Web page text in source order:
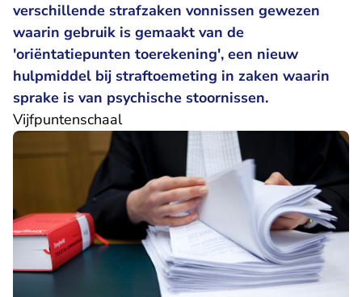
verschillende strafzaken vonnissen gewezen
waarin gebruik is gemaakt van de
'oriëntatiepunten toerekening', een nieuw
hulpmiddel bij straftoemeting in zaken - U verlaat
waarin
sprake is van psychische stoornissen.
Vijfpuntenschaal